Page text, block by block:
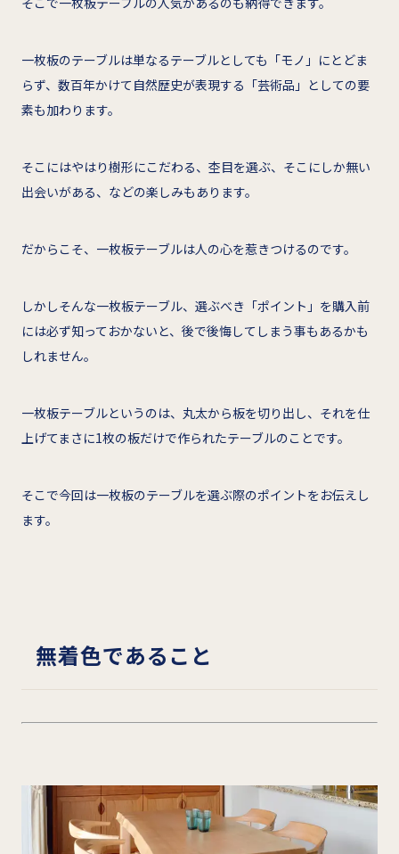
一枚板のテーブルは単なるテーブルとしても「モノ」にとどま
らず、数百年かけて自然歴史が表現する「芸術品」としての要
素も加わります。
そこにはやはり樹形にこだわる、杢目を選ぶ、そこにしか無い
出会いがある、などの楽しみもあります。
だからこそ、一枚板テーブルは人の心を惹きつけるのです。
しかしそんな一枚板テーブル、選ぶべき「ポイント」を購入前
には必ず知っておかないと、後で後悔してしまう事もあるかも
しれません。
一枚板テーブルというのは、丸太から板を切り出し、それを仕
上げてまさに1枚の板だけで作られたテーブルのことです。
そこで今回は一枚板のテーブルを選ぶ際のポイントをお伝えし
ます。
無着色であること